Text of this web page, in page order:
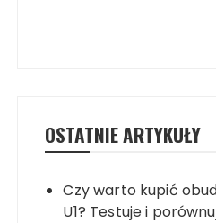
OSTATNIE ARTYKUŁY
Czy warto kupić
U1? Testuje i